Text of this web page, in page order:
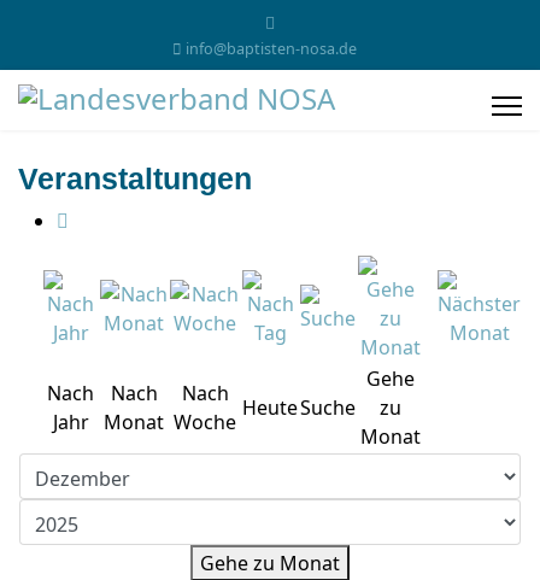
info@baptisten-nosa.de
Veranstaltungen
Nach
Jahr
Nach
Monat
Nach
Woche
HeuteSuche
Gehe
zu
Monat
Gehe zu Monat